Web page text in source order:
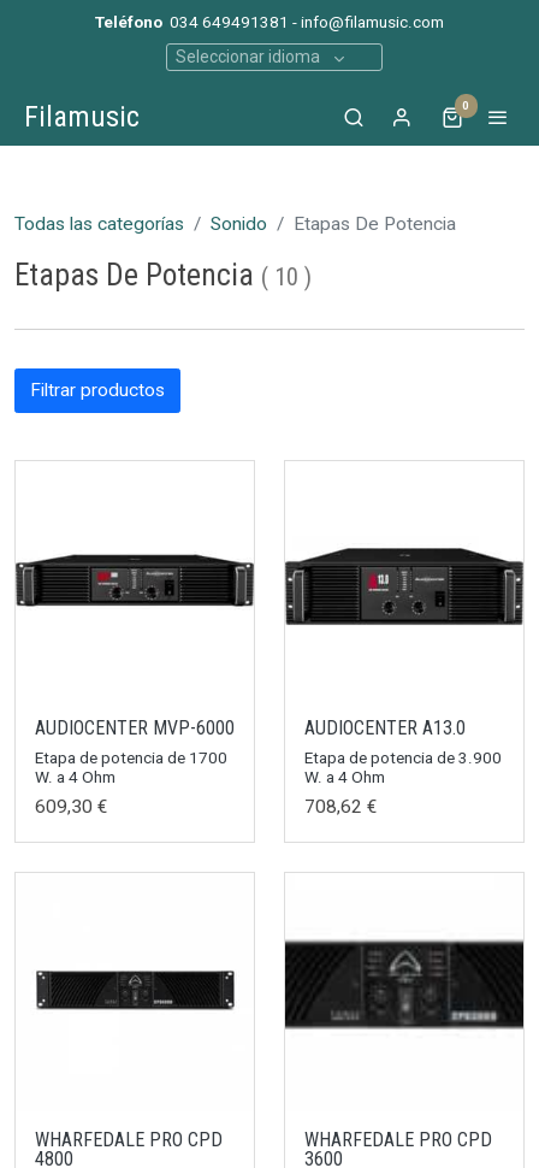
Teléfono 034 649491381 - info@filamusic.com
Seleccionar idioma
Filamusic 0
Todas las categorías Sonido Etapas De Potencia
Etapas De Potencia ( 10 )
Filtrar productos
AUDIOCENTER MVP-6000
Etapa de potencia de 1700
W. a 4 Ohm
609,30 €
AUDIOCENTER A13.0
Etapa de potencia de 3.900
W. a 4 Ohm
708,62 €
WHARFEDALE PRO CPD
4800
WHARFEDALE PRO CPD
3600